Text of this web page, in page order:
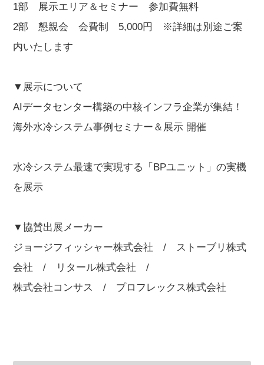
1部 展示エリア＆セミナー 参加費無料
2部 懇親会 会費制 5,000円 ※詳細は別途ご案
内いたします
▼展示について
AIデータセンター構築の中核インフラ企業が集結！
海外水冷システム事例セミナー＆展示 開催
水冷システム最速で実現する「BPユニット」の実機
を展示
▼協賛出展メーカー
ジョージフィッシャー株式会社 / ストーブリ株式
会社 / リタール株式会社 /
株式会社コンサス / プロフレックス株式会社